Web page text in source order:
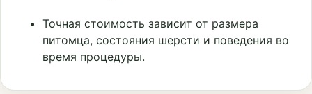
Точная стоимость зависит от размера
питомца, состояния шерсти и поведения во
время процедуры.